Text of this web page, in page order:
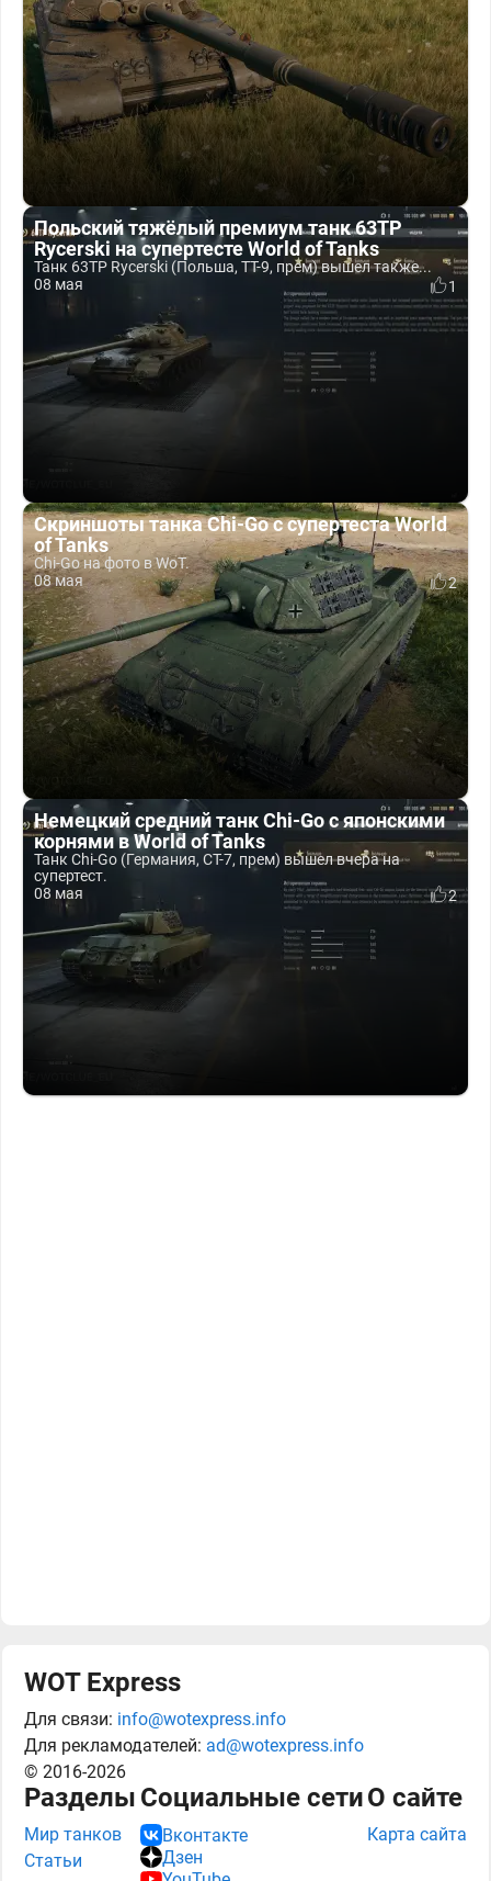
Польский тяжёлый премиум танк 63TP
Rycerski на супертесте World of Tanks
Танк 63TP Rycerski (Польша, ТТ-9, прем) вышел также...
08 мая
1
Скриншоты танка Chi-Go с супертеста World
of Tanks
Chi-Go на фото в WoT.
08 мая
2
Немецкий средний танк Chi-Go с японскими
корнями в World of Tanks
Танк Chi-Go (Германия, СТ-7, прем) вышел вчера на
супертест.
08 мая
2
WOT Express
Для связи: info@wotexpress.info
Для рекламодателей: ad@wotexpress.info
© 2016-2026
Разделы
Мир танков
Статьи
Социальные сети
Вконтакте
Дзен
О сайте
Карта сайта